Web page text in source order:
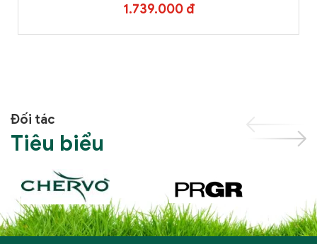
1.739.000 đ
Đối tác
Tiêu biểu